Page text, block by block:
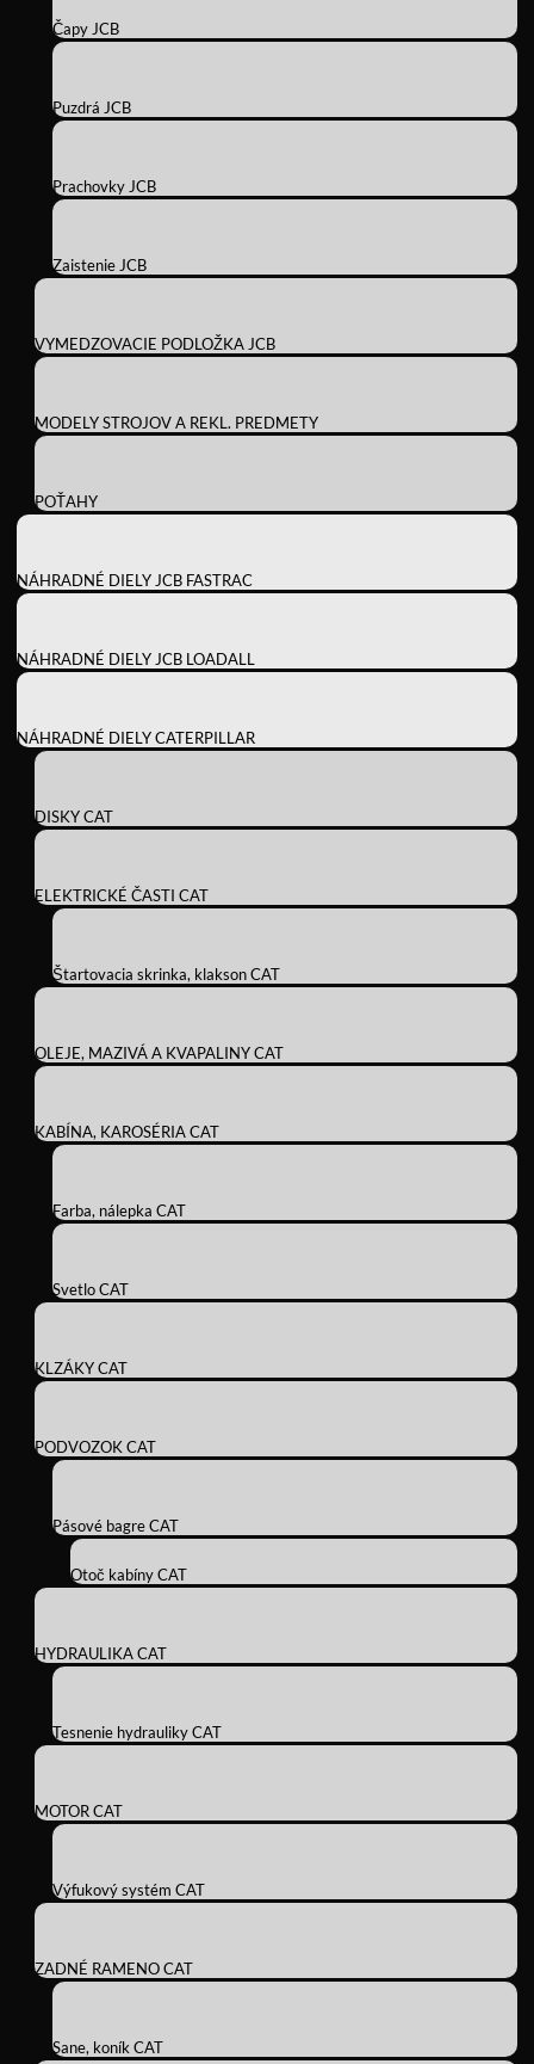
Čapy JCB
Puzdrá JCB
Prachovky JCB
Zaistenie JCB
VYMEDZOVACIE PODLOŽKA JCB
MODELY STROJOV A REKL. PREDMETY
POŤAHY
NÁHRADNÉ DIELY JCB FASTRAC
NÁHRADNÉ DIELY JCB LOADALL
NÁHRADNÉ DIELY CATERPILLAR
DISKY CAT
ELEKTRICKÉ ČASTI CAT
Štartovacia skrinka, klakson CAT
OLEJE, MAZIVÁ A KVAPALINY CAT
KABÍNA, KAROSÉRIA CAT
Farba, nálepka CAT
Svetlo CAT
KLZÁKY CAT
PODVOZOK CAT
Pásové bagre CAT
Otoč kabíny CAT
HYDRAULIKA CAT
Tesnenie hydrauliky CAT
MOTOR CAT
Výfukový systém CAT
ZADNÉ RAMENO CAT
Sane, koník CAT